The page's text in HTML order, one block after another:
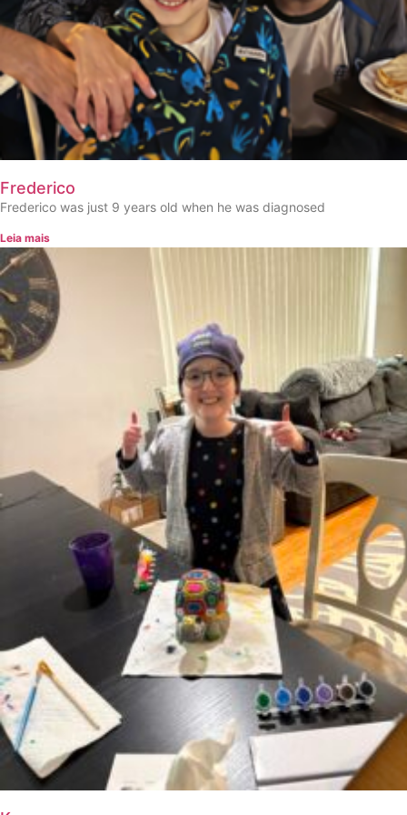
Frederico
Frederico was just 9 years old when he was diagnosed
Leia mais